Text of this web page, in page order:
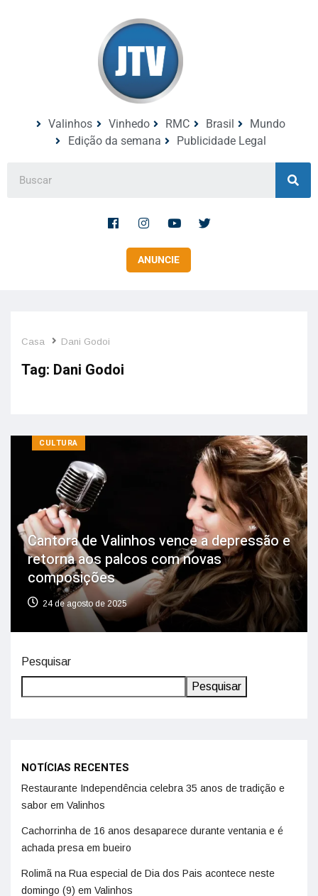
Valinhos Vinhedo RMC Brasil
Mundo
Edição da semana
Publicidade Legal
ANUNCIE
Casa Dani Godoi
Tag: Dani Godoi
CULTURA
Cantora de Valinhos vence a depressão e
retorna aos palcos com novas
composições
24 de agosto de 2025
Pesquisar
Pesquisar
NOTÍCIAS RECENTES
Restaurante Independência celebra 35 anos de tradição e
sabor em Valinhos
Cachorrinha de 16 anos desaparece durante ventania e é
achada presa em bueiro
Rolimã na Rua especial de Dia dos Pais acontece neste
domingo (9) em Valinhos